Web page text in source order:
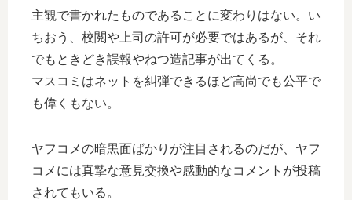
主観で書かれたものであることに変わりはない。い
ちおう、校閲や上司の許可が必要ではあるが、それ
でもときどき誤報やねつ造記事が出てくる。
マスコミはネットを糾弾できるほど高尚でも公平で
も偉くもない。
ヤフコメの暗黒面ばかりが注目されるのだが、ヤフ
コメには真摯な意見交換や感動的なコメントが投稿
されてもいる。